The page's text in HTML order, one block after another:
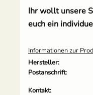
Ihr wollt unsere
euch ein
Informationen zur
Hersteller:
Postanschrift:
Kontakt: